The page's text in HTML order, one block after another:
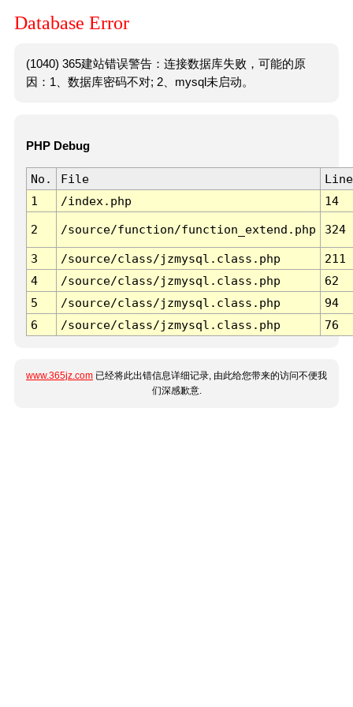
Database Error
(1040) 365建站错误警告：连接数据库失败，可能的原
因：1、数据库密码不对; 2、mysql未启动。
PHP Debug
No. File
Line
1
/index.php 14
2 /source/function/function_extend.php 324
3 /source/class/jzmysql.class.php
211
4
/source/class/jzmysql.class.php
62
5
/source/class/jzmysql.class.php
94
6
/source/class/jzmysql.class.php 76
www.365jz.com 已经将此出错信息详细记录, 由此给您带来的访问不便我
们深感歉意.